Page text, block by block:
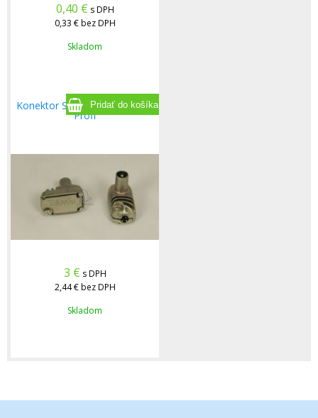
0,40 € s DPH
0,33 € bez DPH
Skladom
Konektor Samec TELEVES IEC
Profi
3 € s DPH
2,44 € bez DPH
Skladom